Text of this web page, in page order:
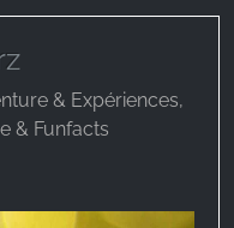
& Expériences,
& Funfacts